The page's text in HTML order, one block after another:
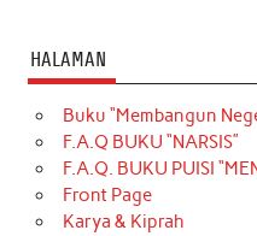
HALAMAN
Buku “Membangun
F.A.Q BUKU “NARSIS”
F.A.Q. BUKU PUISI
Front Page
Karya & Kiprah